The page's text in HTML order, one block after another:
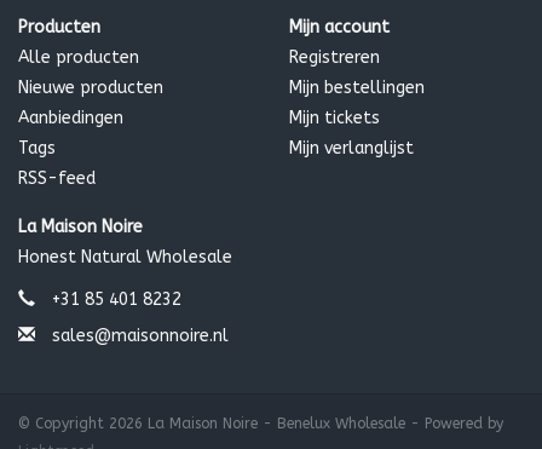
Producten
Alle producten
Nieuwe producten
Aanbiedingen
Tags
RSS-feed
Mijn account
Registreren
Mijn bestellingen
Mijn tickets
Mijn verlanglijst
La Maison Noire
Honest Natural Wholesale
+31 85 401 8232
sales@maisonnoire.nl
© Copyright 2026 La Maison Noire - Benelux Wholesale - Powered by